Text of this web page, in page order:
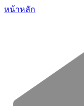
หน้าหลัก